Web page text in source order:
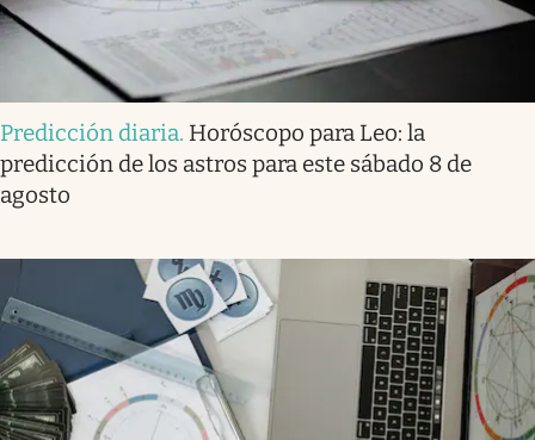
Predicción diaria. Horóscopo para Leo: la
predicción de los astros para este sábado 8 de
agosto